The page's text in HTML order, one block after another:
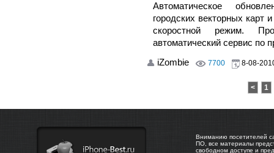
Автоматическое
городских векторных карт
скоростной режим.
автоматический сервис по
iZombie
7700 8-08-
< 1
Вниманию посетителей
ПО, все материалы
свободном доступе и